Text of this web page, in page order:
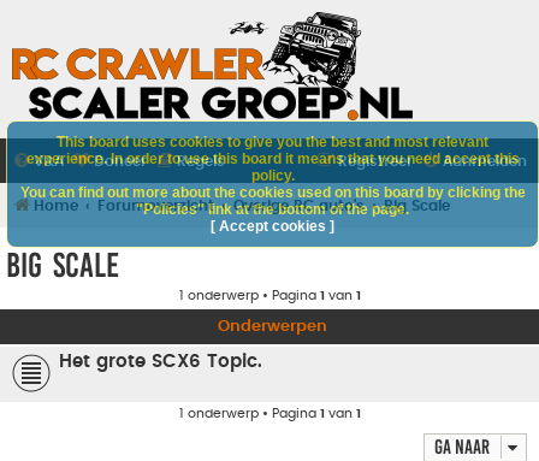
V&A Doneer Regels Aanmelden
Registreer
Home Forumoverzicht Overige RC auto's Big Scale
Big Scale
1 onderwerp • Pagina 1 van 1
Onderwerpen
Het grote SCX6 Topic.
1 onderwerp • Pagina 1 van 1
Ga naar
This board uses cookies to give you the best and most relevant
experience. In order to use this board it means that you need accept this
policy.
You can find out more about the cookies used on this board by clicking the
"Policies" link at the bottom of the page.
[ Accept cookies ]